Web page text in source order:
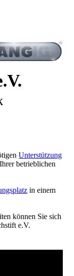
Unterstützung
betrieblichen
in einem
können Sie sich
e.V.